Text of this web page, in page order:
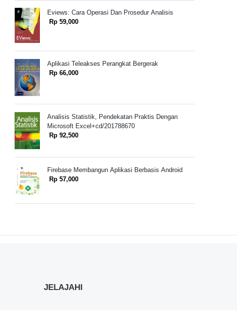
Eviews: Cara Operasi Dan Prosedur Analisis
Rp 59,000
Aplikasi Teleakses Perangkat Bergerak
Rp 66,000
Analisis Statistik, Pendekatan Praktis Dengan
Microsoft Excel+cd/201788670
Rp 92,500
Firebase Membangun Aplikasi Berbasis Android
Rp 57,000
JELAJAHI